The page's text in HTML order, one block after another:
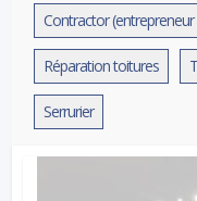
Contractor
Réparation toitures
Serrurier